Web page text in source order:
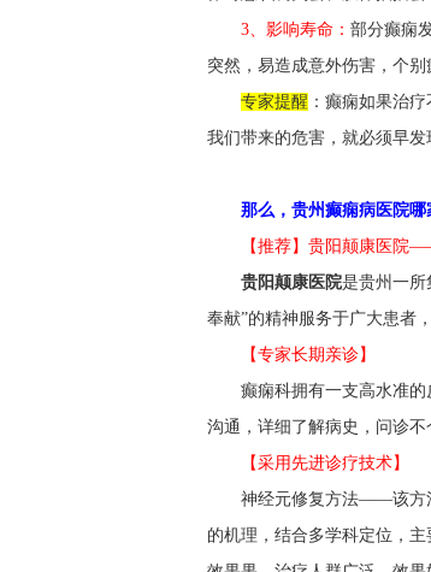
3、影响寿命： 部分癫痫
突然，易造成意外伤害，个别
专家提醒 ：癫痫如果治
我们带来的危害，就必须早发
那么，贵州癫痫病医院哪
【推荐】贵阳颠康医院
贵阳颠康医院是贵州一所
奉献”的精神服务于广大患者
【专家长期亲诊】
癫痫科拥有一支高水准
沟通，详细了解病史，问诊不
【采用先进诊疗技术】
神经元修复方法——该方
的机理，结合多学科定位，